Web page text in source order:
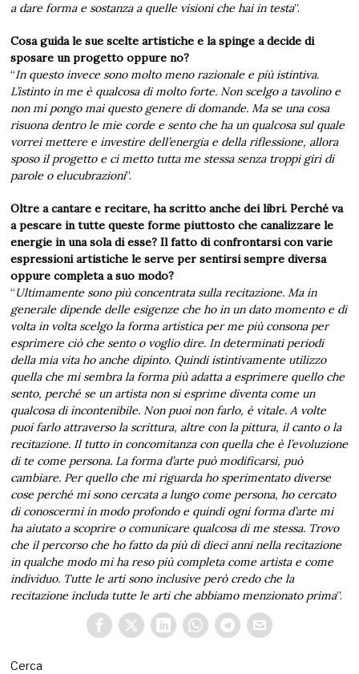
a dare forma e sostanza a quelle visioni che hai in testa”.
Cosa guida le sue scelte artistiche e la spinge a decide di
sposare un progetto oppure no?
“In questo invece sono molto meno razionale e più istintiva.
L’istinto in me è qualcosa di molto forte. Non scelgo a tavolino e
non mi pongo mai questo genere di domande. Ma se una cosa
risuona dentro le mie corde e sento che ha un qualcosa sul quale
vorrei mettere e investire dell’energia e della riflessione, allora
sposo il progetto e ci metto tutta me stessa senza troppi giri di
parole o elucubrazioni”.
Oltre a cantare e recitare, ha scritto anche dei libri. Perché va
a pescare in tutte queste forme piuttosto che canalizzare le
energie in una sola di esse? Il fatto di confrontarsi con varie
espressioni artistiche le serve per sentirsi sempre diversa
oppure completa a suo modo?
“Ultimamente sono più concentrata sulla recitazione. Ma in
generale dipende delle esigenze che ho in un dato momento e di
volta in volta scelgo la forma artistica per me più consona per
esprimere ciò che sento o voglio dire. In determinati periodi
della mia vita ho anche dipinto. Quindi istintivamente utilizzo
quella che mi sembra la forma più adatta a esprimere quello che
sento, perché se un artista non si esprime diventa come un
qualcosa di incontenibile. Non puoi non farlo, è vitale. A volte
puoi farlo attraverso la scrittura, altre con la pittura, il canto o la
recitazione. Il tutto in concomitanza con quella che è l’evoluzione
di te come persona. La forma d’arte può modificarsi, può
cambiare. Per quello che mi riguarda ho sperimentato diverse
cose perché mi sono cercata a lungo come persona, ho cercato
di conoscermi in modo profondo e quindi ogni forma d’arte mi
ha aiutato a scoprire o comunicare qualcosa di me stessa. Trovo
che il percorso che ho fatto da più di dieci anni nella recitazione
in qualche modo mi ha reso più completa come artista e come
individuo. Tutte le arti sono inclusive però credo che la
recitazione includa tutte le arti che abbiamo menzionato prima”.
Cerca